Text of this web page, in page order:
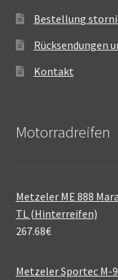
Bestellung
Rücksendungen
Kontakt
Motorradreifen
Metzeler ME 888
TL (Hinterreifen)
267.68€
Metzeler Sportec M-9